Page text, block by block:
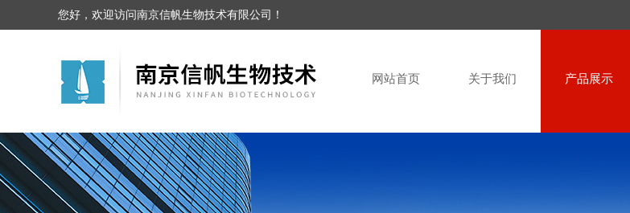
您好，欢迎访问南京信帆生物技术有限公司！
网站首页 关于我们 产品展示